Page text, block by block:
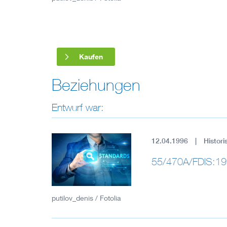
Mobility
Smart Cities
Kaufen
Beziehungen
Entwurf war:
putilov_denis / Fotolia
12.04.1996
55/470A/